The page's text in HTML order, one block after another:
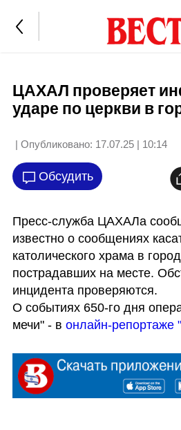
ЦАХАЛ проверяет
ударе по церкви в
| Опубликовано: 17.07.25 | 10:14
Обсудить
Пресс-служба ЦАХАЛа
известно о сообщениях
католического храма в
пострадавших на месте.
инцидента проверяются.
О событиях 650-го дня
мечи" - в онлайн-репортаже